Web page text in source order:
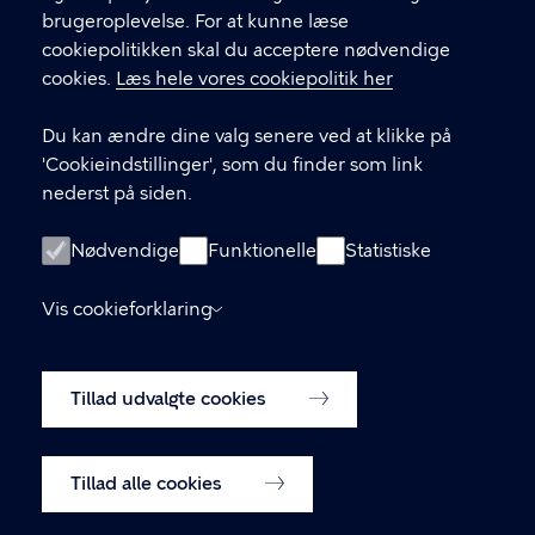
brugeroplevelse. For at kunne læse
cookiepolitikken skal du acceptere nødvendige
cookies. Læs hele vores cookiepolitik her
Du kan ændre dine valg senere ved at klikke på
'Cookieindstillinger', som du finder som link
nederst på siden.
Nødvendige Funktionelle Statistiske
Vis cookieforklaring
Tillad udvalgte cookies
Tillad alle cookies
GENVEJE
Digital Post
Databeskyttelse
Tilgængelighedserklæring
Om hjemmesiden
Cookiepolitik